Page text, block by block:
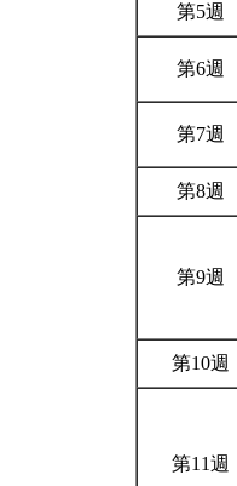
第5週
第6週
第7週
第8週
第9週
第10週
第11週